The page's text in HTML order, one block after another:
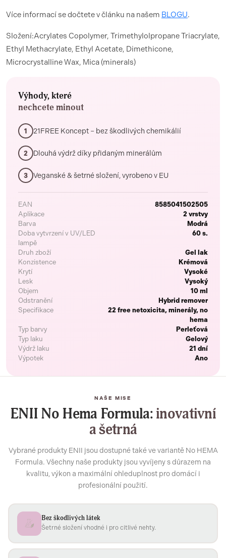
Více informací se dočtete v článku na našem BLOGU.
Složení:Acrylates Copolymer, Trimethylolpropane Triacrylate,
Ethyl Methacrylate, Ethyl Acetate, Dimethicone,
Microcrystalline Wax, Mica (minerals)
Výhody, které
nechcete minout
1 21FREE Koncept – bez škodlivých chemikálií
2 Dlouhá výdrž díky přidaným minerálům
3 Veganské & šetrné složení, vyrobeno v EU
EAN
8585041502505
Aplikace
2 vrstvy
Barva
Modrá
Doba vytvrzení v UV/LED
lampě
60 s.
Druh zboží
Gel lak
Konzistence
Krémová
Krytí
Vysoké
Lesk
Vysoký
Objem
10 ml
Odstranění
Hybrid remover
Specifikace
22 free netoxicita, minerály, no
hema
Typ barvy
Perleťová
Typ laku
Gelový
Výdrž laku
21 dní
Výpotek
Ano
NAŠE MISE
ENII No Hema Formula:inovativní
a šetrná
Vybrané produkty ENII jsou dostupné také ve variantě No HEMA
Formula. Všechny naše produkty jsou vyvíjeny s důrazem na
kvalitu, výkon a maximální ohleduplnost pro domácí i
profesionální použití.
Bez škodlivých látek
Šetrné složení vhodné i pro citlivé nehty.